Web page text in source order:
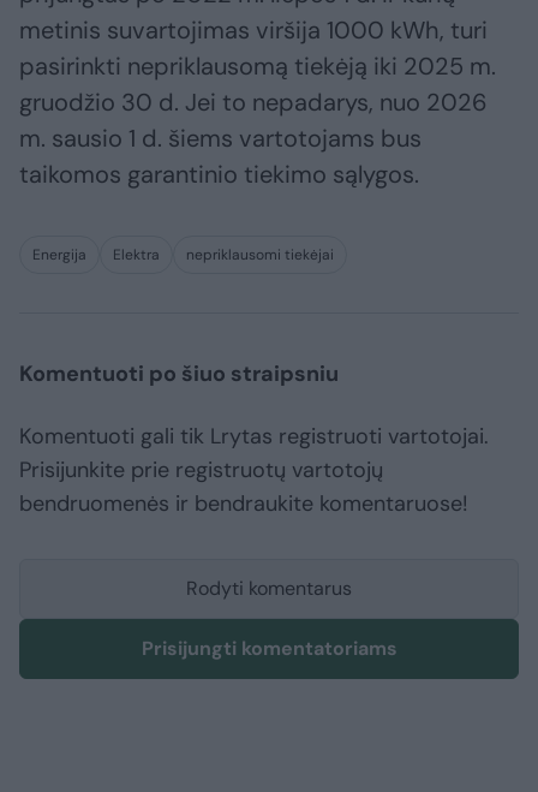
metinis suvartojimas viršija 1000 kWh, turi
pasirinkti nepriklausomą tiekėją iki 2025 m.
gruodžio 30 d. Jei to nepadarys, nuo 2026
m. sausio 1 d. šiems vartotojams bus
taikomos garantinio tiekimo sąlygos.
Energija Elektra nepriklausomi tiekėjai
Komentuoti po šiuo straipsniu
Komentuoti gali tik Lrytas registruoti vartotojai.
Prisijunkite prie registruotų vartotojų
bendruomenės ir bendraukite komentaruose!
Rodyti komentarus
Prisijungti komentatoriams